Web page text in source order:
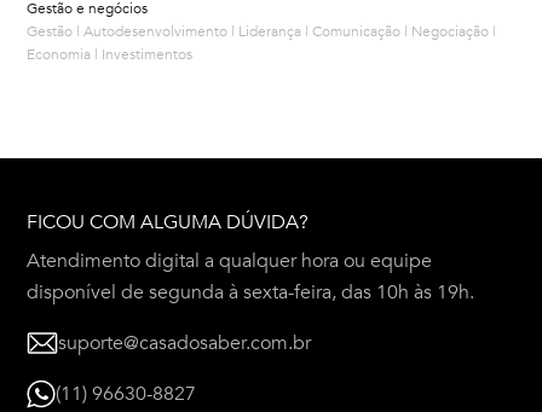
Gestão e negócios
Gestão | Autodesenvolvimento | Liderança | Comunicação | Negociação |
Economia | Investimentos
FICOU COM ALGUMA DÚVIDA?
Atendimento digital a qualquer hora ou equipe
disponível de segunda à sexta-feira, das 10h às 19h.
suporte@casadosaber.com.br
(11) 96630-8827